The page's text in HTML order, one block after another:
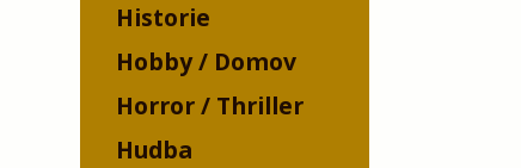
Historie
Hobby / Domov
Horror / Thriller
Hudba